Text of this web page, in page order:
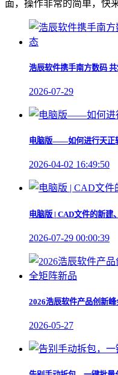
面，操作非常的简单，快
浩辰软件携手南方数码
2026-07-29
电脑版——如何进行天正
2026-04-02 16:49:50
电脑版 | CAD文件的新建
2026-07-29 00:00:39
2026浩辰软件产品创新
2026-05-27